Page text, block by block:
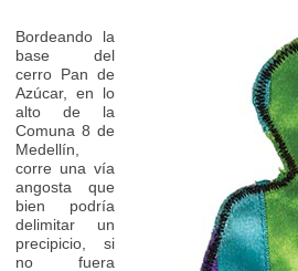
Bordeando la
base del
cerro Pan de
Azúcar, en lo
alto de la
Comuna 8 de
Medellín,
corre una vía
angosta que
bien podría
delimitar un
precipicio, si
no fuera